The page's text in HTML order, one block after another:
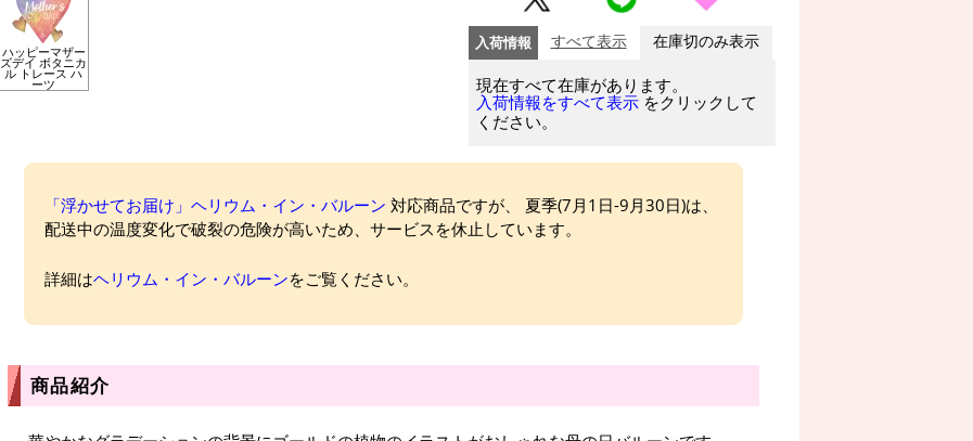
ハッピーマザー
ズデイ ボタニカ
ル トレース ハ
ーツ
入荷情報 すべて表示 在庫切のみ表示
現在すべて在庫があります。
入荷情報をすべて表示 をクリックして
ください。
「浮かせてお届け」ヘリウム・イン・バルーン 対応商品ですが、 夏季(7月1日-9月30日)は、
配送中の温度変化で破裂の危険が高いため、サービスを休止しています。
詳細はヘリウム・イン・バルーンをご覧ください。
商品紹介